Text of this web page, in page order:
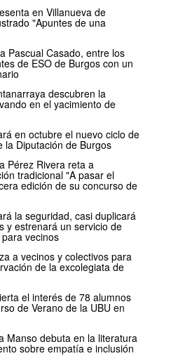
en Villanueva de
"Apuntes de una
Pascual Casado, entre los
de ESO de Burgos con un
descubren la
en el yacimiento de
en octubre el nuevo ciclo de
la Diputación de Burgos
Pérez Rivera reta a
tradicional "A pasar el
edición de su concurso de
la seguridad, casi duplicará
y estrenará un servicio de
vecinos
a vecinos y colectivos para
de la excolegiata de
el interés de 78 alumnos
de Verano de la UBU en
Manso debuta en la literatura
sobre empatía e inclusión